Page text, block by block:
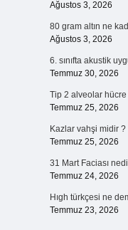
Ağustos 3, 2026
80 gram altın ne
Ağustos 3, 2026
6. sınıfta akustik
Temmuz 30, 2026
Tip 2 alveolar hücre
Temmuz 25, 2026
Kazlar vahşi midir ?
Temmuz 25, 2026
31 Mart Faciası
Temmuz 24, 2026
Hıgh türkçesi ne
Temmuz 23, 2026